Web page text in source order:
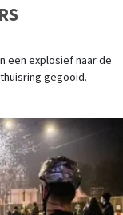
een explosief naar de
gegooid.